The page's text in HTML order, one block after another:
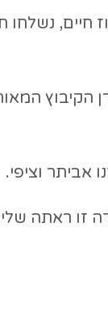
חיים,
לעבוד בקרן
זו ראתה